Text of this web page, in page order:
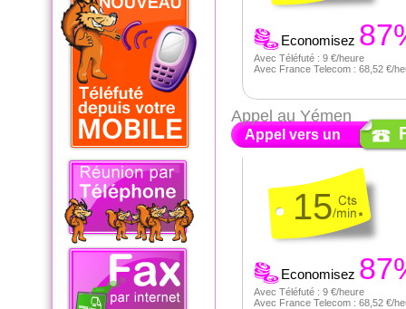
Economisez
Avec Téléfuté : 9 €/heure
Avec France Telecom : 68,52 €/
Appel vers un
Appel au Yémen
15
Economisez
Avec Téléfuté : 9 €/heure
Avec France Telecom : 68,52 €/